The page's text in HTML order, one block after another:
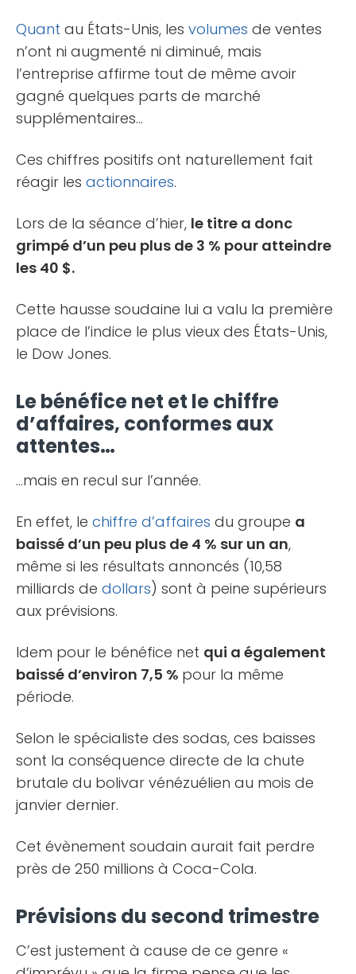
Quant au États-Unis, les volumes de ventes
n’ont ni augmenté ni diminué, mais
l’entreprise affirme tout de même avoir
gagné quelques parts de marché
supplémentaires…
Ces chiffres positifs ont naturellement fait
réagir les actionnaires.
Lors de la séance d’hier, le titre a donc
grimpé d’un peu plus de 3 % pour atteindre
les 40 $.
Cette hausse soudaine lui a valu la première
place de l’indice le plus vieux des États-Unis,
le Dow Jones.
Le bénéfice net et le chiffre
d’affaires, conformes aux
attentes…
…mais en recul sur l’année.
En effet, le chiffre d’affaires du groupe a
baissé d’un peu plus de 4 % sur un an,
même si les résultats annoncés (10,58
milliards de dollars) sont à peine supérieurs
aux prévisions.
Idem pour le bénéfice net qui a également
baissé d’environ 7,5 % pour la même
période.
Selon le spécialiste des sodas, ces baisses
sont la conséquence directe de la chute
brutale du bolivar vénézuélien au mois de
janvier dernier.
Cet évènement soudain aurait fait perdre
près de 250 millions à Coca-Cola.
Prévisions du second trimestre
C’est justement à cause de ce genre «